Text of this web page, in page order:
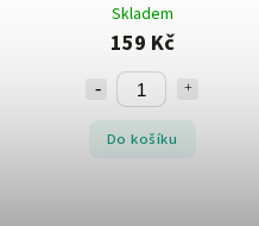
Skladem
159 Kč
Do košíku